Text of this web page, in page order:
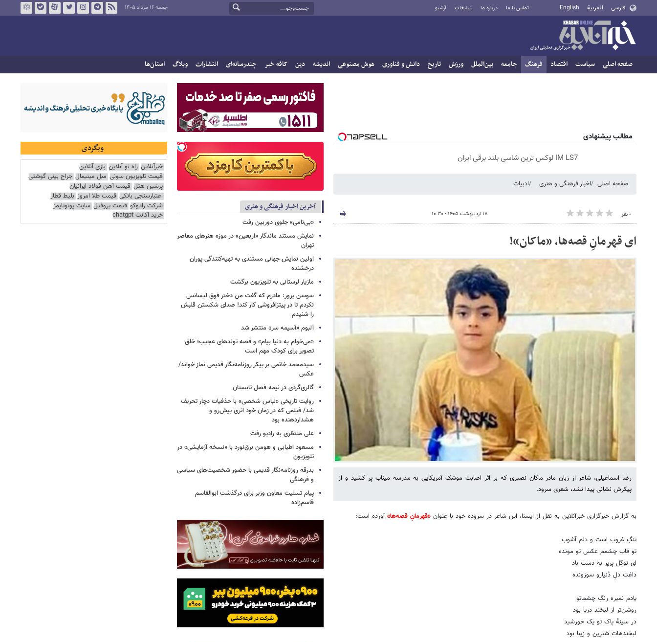
فارسی العربية English تماس با ما درباره ما تبلیغات آرشیو جمعه ۱۶ مرداد ۱۴۰۵
صفحه اصلی سیاست اقتصاد فرهنگ جامعه بین‌الملل ورزش تاریخ دانش و فناوری هوش مصنوعی اندیشه دین کافه خبر چندرسانه‌ای انتشارات وبلاگ استان‌ها
مطالب پیشنهادی
IM LS7 لوکس ترین شاسی بلند برقی ایران
صفحه اصلی اخبار فرهنگی و هنری ادبیات
۰ نفر ۱۸ اردیبهشت ۱۴۰۵ - ۱۰:۳۰
ای قهرمانِ قصه‌ها، «ماکان»!
رضا اسماعیلی، شاعر از زبان مادر ماکان نصیری که بر اثر اصابت موشک آمریکایی به مدرسه میناب پر کشید و از
پیکرش نشانی پیدا نشد، شعری سرود.
به گزارش خبرگزاری خبرآنلاین به نقل از ایسنا، این شاعر در سروده خود با عنوان «قهرمانِ قصه‌ها» آورده است:
تنگِ غروب است و دلم آشوب
تو قاب چشمم عکس تو مونده
ای نوگل پرپر به دست باد
داغت دلِ دُنیارو سوزونده
یادم نمیره رنگِ چشماتو
روشن‌تر از لبخند دریا بود
در سینۀ پاک تو یک خورشید
لبخندهات شیرین و زیبا بود
آخرین اخبار فرهنگی و هنری
«بی‌نامی» جلوی دوربین رفت
نمایش مستند ماندگار «اربعین» در موزه هنرهای معاصر
تهران
اولین نمایش جهانی مستندی به تهیه‌کنندگی پوران
درخشنده
مازیار لرستانی به تلویزیون برگشت
سوسن پرور: مادرم که گفت من دختر فوق‌ لیسانس
نکردم تا در پیتزافروشی کار کند! صدای شکستن قلبش
را شنیدم
آلبوم «آسیمه سر» منتشر شد
«می‌خوام به دنیا بیام» و قصه تولدهای عجیب؛ خلق
تصویر برای کودک مهم است
سیدمحمد خاتمی بر پیکر روزنامه‌نگار قدیمی نماز خواند/
عکس
گالری‌گردی در نیمه فصل تابستان
روایت تاریخی «لباس شخصی» با حذفیات دچار تحریف
شد/ فیلمی که در زمان خود اثری پیش‌رو و
هشداردهنده بود
علی منتظری به رادیو رفت
مسعود اطیابی و هومن برق‌نورد با «نسخه آزمایشی» در
تلویزیون
بدرقه روزنامه‌نگار قدیمی با حضور شخصیت‌های سیاسی
و فرهنگی
پیام تسلیت معاون وزیر برای درگذشت ابوالقاسم
قاسم‌زاده
وبگردی
خبرآنلاین راه نو آنلاین بازی آنلاین
قیمت تلویزیون سونی مبل مینیمال جراح بینی گوشتی
پرشین هتل قیمت آهن فولاد ایرانیان
اعتبارسنجی بانکی قیمت طلا امروز بلیط قطار
شرکت رادوکو قیمت پروفیل سایت یوتوتایمز
خرید اکانت chatgpt